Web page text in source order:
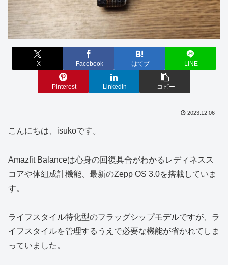
X Facebook はてブ LINE
Pinterest LinkedIn コピー
2023.12.06
こんにちは、isukoです。
Amazfit Balanceは心身の回復具合がわかるレディネスス
コアや体組成計機能、最新のZepp OS 3.0を搭載していま
す。
ライフスタイル特化型のフラッグシップモデルですが、ラ
イフスタイルを管理するうえで必要な機能が省かれてしま
っていました。